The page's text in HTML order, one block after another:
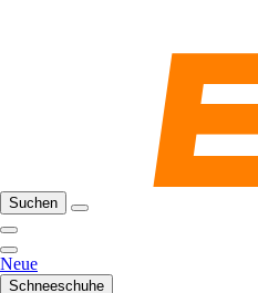
Suchen
Neue
Schneeschuhe